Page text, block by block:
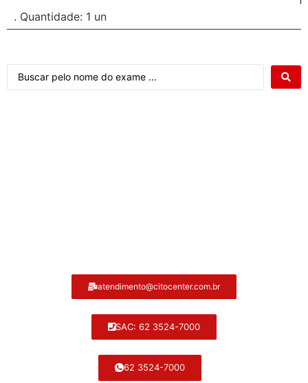
. Quantidade: 1 un
atendimento@citocenter.com.br
SAC: 62 3524-7000
62 3524-7000